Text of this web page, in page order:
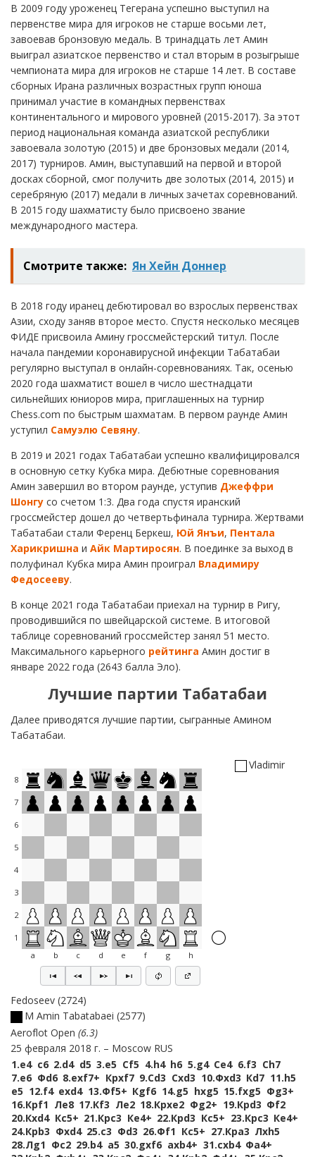
В 2009 году уроженец Тегерана успешно выступил на
первенстве мира для игроков не старше восьми лет,
завоевав бронзовую медаль. В тринадцать лет Амин
выиграл азиатское первенство и стал вторым в розыгрыше
чемпионата мира для игроков не старше 14 лет. В составе
сборных Ирана различных возрастных групп юноша
принимал участие в командных первенствах
континентального и мирового уровней (2015-2017). За этот
период национальная команда азиатской республики
завоевала золотую (2015) и две бронзовых медали (2014,
2017) турниров. Амин, выступавший на первой и второй
досках сборной, смог получить две золотых (2014, 2015) и
серебряную (2017) медали в личных зачетах соревнований.
В 2015 году шахматисту было присвоено звание
международного мастера.
Смотрите также: Ян Хейн Доннер
В 2018 году иранец дебютировал во взрослых первенствах
Азии, сходу заняв второе место. Спустя несколько месяцев
ФИДЕ присвоила Амину гроссмейстерский титул. После
начала пандемии коронавирусной инфекции Табатабаи
регулярно выступал в онлайн-соревнованиях. Так, осенью
2020 года шахматист вошел в число шестнадцати
сильнейших юниоров мира, приглашенных на турнир
Chess.com по быстрым шахматам. В первом раунде Амин
уступил Самуэлю Севяну.
В 2019 и 2021 годах Табатабаи успешно квалифицировался
в основную сетку Кубка мира. Дебютные соревнования
Амин завершил во втором раунде, уступив Джеффри
Шонгу со счетом 1:3. Два года спустя иранский
гроссмейстер дошел до четвертьфинала турнира. Жертвами
Табатабаи стали Ференц Беркеш, Юй Янъи, Пентала
Харикришна и Айк Мартиросян. В поединке за выход в
полуфинал Кубка мира Амин проиграл Владимиру
Федосееву.
В конце 2021 года Табатабаи приехал на турнир в Ригу,
проводившийся по швейцарской системе. В итоговой
таблице соревнований гроссмейстер занял 51 место.
Максимального карьерного рейтинга Амин достиг в
январе 2022 года (2643 балла Эло).
Лучшие партии Табатабаи
Далее приводятся лучшие партии, сыгранные Амином
Табатабаи.
8
7
6
5
4
3
2
1
a
b c d e f g h
Vladimir
Fedoseev 2724
M Amin Tabatabaei 2577
Aeroflot Open 6.3
25 февраля 2018 г.
Moscow RUS
1.e4 c6 2.d4 d5 3.e5 Сf5 4.h4 h6 5.g4 Сe4 6.f3 Сh7
7.e6 Фd6 8.exf7+ Крxf7 9.Сd3 Сxd3 10.Фxd3 Кd7 11.h5
e5 12.f4 exd4 13.Фf5+ Кgf6 14.g5 hxg5 15.fxg5 Фg3+
16.Крf1 Лe8 17.Кf3 Лe2 18.Крxe2 Фg2+ 19.Крd3 Фf2
20.Кxd4 Кc5+ 21.Крc3 Кe4+ 22.Крd3 Кc5+ 23.Крc3 Кe4+
24.Крb3 Фxd4 25.c3 Фd3 26.Фf1 Кc5+ 27.Крa3 Лxh5
28.Лg1 Фc2 29.b4 a5 30.gxf6 axb4+ 31.cxb4 Фa4+